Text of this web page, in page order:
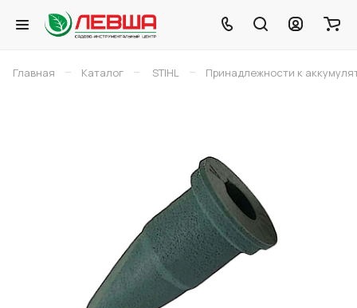
Главная – Каталог – STIHL – Принадлежности к